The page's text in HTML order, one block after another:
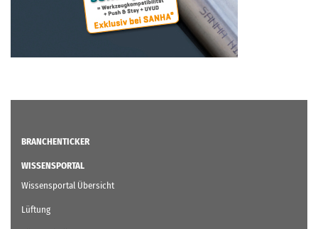
BRANCHENTICKER
WISSENSPORTAL
Wissensportal Übersicht
Lüftung